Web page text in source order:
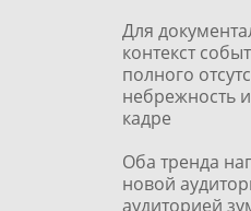
Для
контекст
полного
небрежность
кадре
Оба тренда
новой
аудиторией